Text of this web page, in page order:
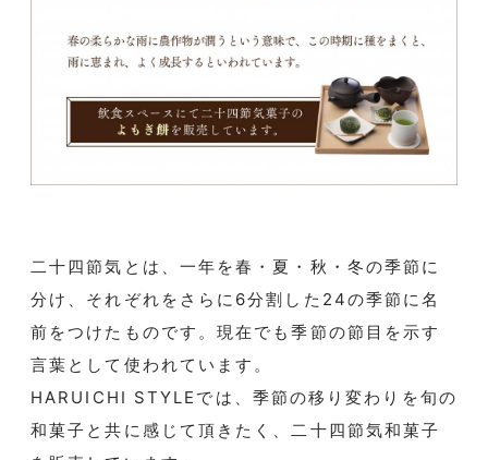
二十四節気とは、一年を春・夏・秋・冬の季節に
分け、それぞれをさらに6分割した24の季節に名
前をつけたものです。現在でも季節の節目を示す
言葉として使われています。
HARUICHI STYLEでは、季節の移り変わりを旬の
和菓子と共に感じて頂きたく、二十四節気和菓子